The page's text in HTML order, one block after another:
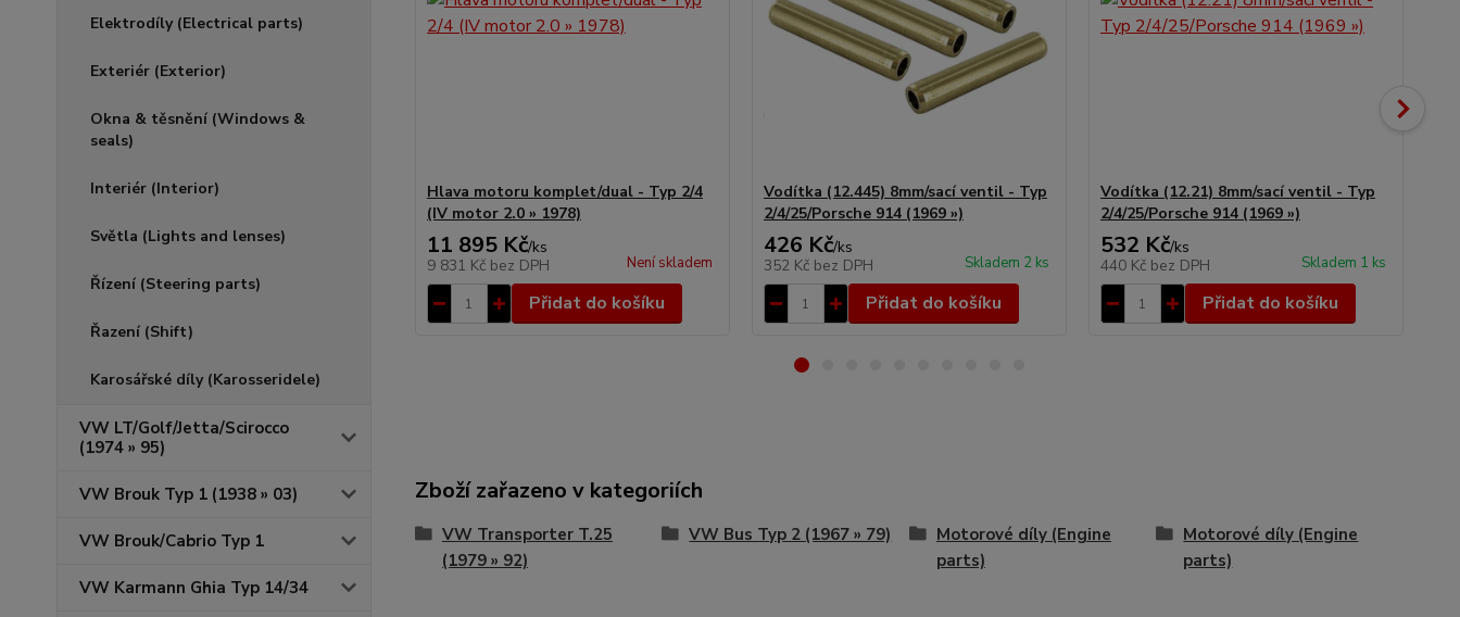
Elektrodíly (Electrical parts)
Exteriér (Exterior)
Okna & těsnění (Windows &
seals)
Interiér (Interior)
Světla (Lights and lenses)
Řízení (Steering parts)
Řazení (Shift)
Karosářské díly (Karosseridele)
VW LT/Golf/Jetta/Scirocco
(1974 » 95)
VW Brouk Typ 1 (1938 » 03)
VW Brouk/Cabrio Typ 1
VW Karmann Ghia Typ 14/34
Hlava motoru komplet/dual - Typ 2/4
(IV motor 2.0 » 1978)
11 895 Kč/ks
9 831 Kč bez DPH Není skladem
Přidat do košíku
Vodítka (12.445) 8mm/sací ventil - Typ
2/4/25/Porsche 914 (1969 »)
426 Kč/ks
352 Kč bez DPH Skladem 2 ks
Přidat do košíku
Vodítka (12.21) 8mm/sací ventil - Typ
2/4/25/Porsche 914 (1969 »)
532 Kč/ks
440 Kč bez DPH Skladem 1 ks
Přidat do košíku
Zboží zařazeno v kategoriích
VW Transporter T.25
(1979 » 92)
VW Bus Typ 2 (1967 » 79)
Motorové díly (Engine
parts)
Motorové díly (Engine
parts)